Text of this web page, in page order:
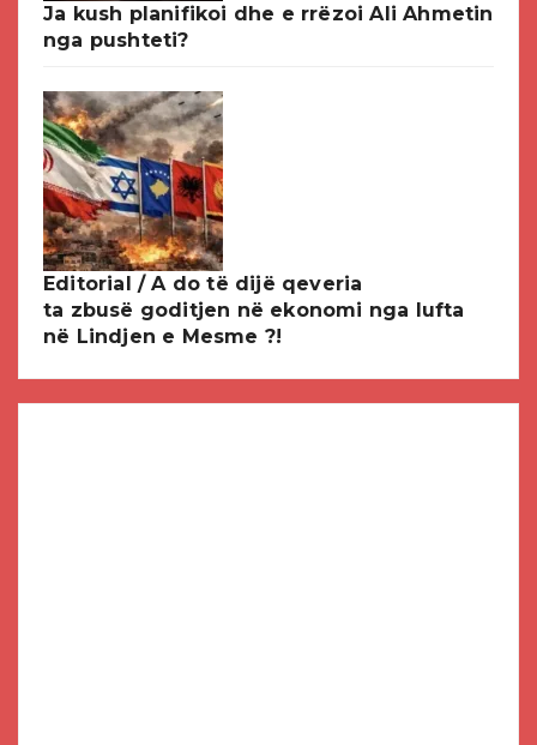
Ja kush planifikoi dhe e rrëzoi Ali Ahmetin
nga pushteti?
Editorial / A do të dijë qeveria
ta zbusë goditjen në ekonomi nga lufta
në Lindjen e Mesme ?!